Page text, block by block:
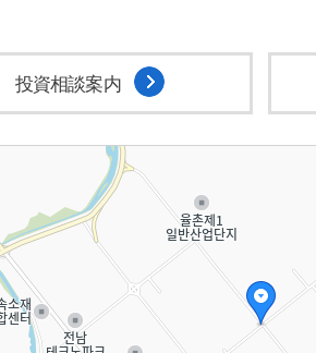
投資相談案内